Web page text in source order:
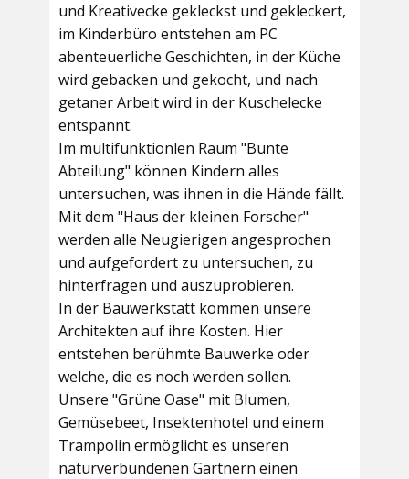
und Kreativecke gekleckst und gekleckert,
im Kinderbüro entstehen am PC
abenteuerliche Geschichten, in der Küche
wird gebacken und gekocht, und nach
getaner Arbeit wird in der Kuschelecke
entspannt.
Im multifunktionlen Raum "Bunte
Abteilung" können Kindern alles
untersuchen, was ihnen in die Hände fällt.
Mit dem "Haus der kleinen Forscher"
werden alle Neugierigen angesprochen
und aufgefordert zu untersuchen, zu
hinterfragen und auszuprobieren.
In der Bauwerkstatt kommen unsere
Architekten auf ihre Kosten. Hier
entstehen berühmte Bauwerke oder
welche, die es noch werden sollen.
Unsere "Grüne Oase" mit Blumen,
Gemüsebeet, Insektenhotel und einem
Trampolin ermöglicht es unseren
naturverbundenen Gärtnern einen